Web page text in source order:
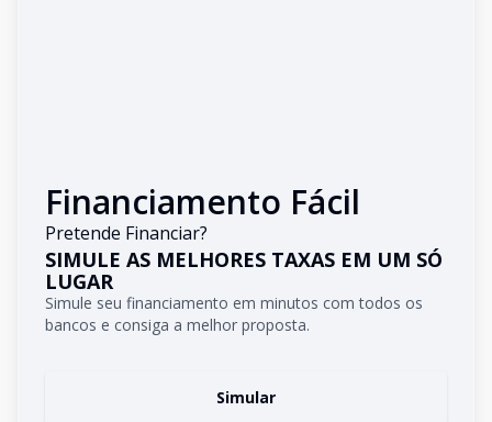
Financiamento Fácil
Pretende Financiar?
SIMULE AS MELHORES TAXAS EM UM SÓ
LUGAR
Simule seu financiamento em minutos com todos os
bancos e consiga a melhor proposta.
Simular